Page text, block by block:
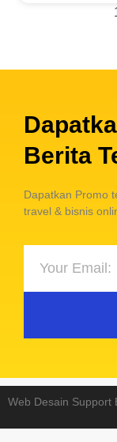
Berita
Dapatkan Promo
travel & bisnis
Web Desain Support